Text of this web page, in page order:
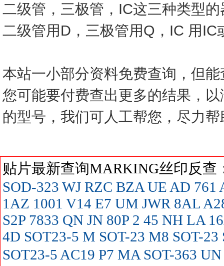
二级管，三极管，IC这三种类型
二级管用D，三极管用Q，IC 用IC
本站一小部分资料免费查询，但
您可能要付费查出更多的结果，
的型号，我们可人工帮您，尽力
贴片最新查询MARKING丝印反
SOD-323 WJ RZC BZA UE AD 761
1AZ 1001 V14 E7 UM JWR 8AL
S2P 7833 QN JN 80P 2 45 NH LA
4D SOT23-5 M SOT-23 M8 SOT-23
SOT23-5 AC19 P7 MA SOT-363 UN